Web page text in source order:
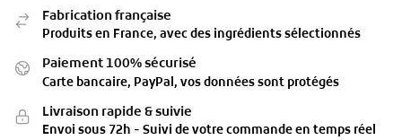
Fabrication française
Produits en France, avec des ingrédients sélectionnés
Paiement 100% sécurisé
Carte bancaire, PayPal, vos données sont protégés
Livraison rapide & suivie
Envoi sous 72h - Suivi de votre commande en temps réel